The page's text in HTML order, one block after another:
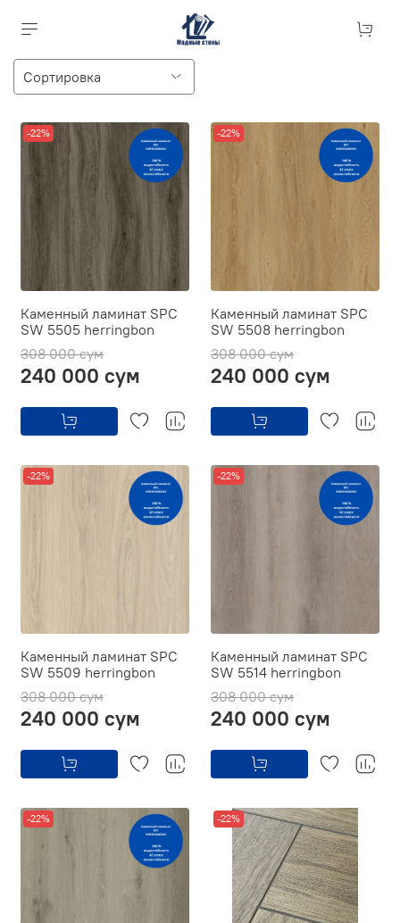
-22%
Каменный ламинат SPC
SW 5505 herringbon
308 000 сум
240 000 сум
-22%
Каменный ламинат SPC
SW 5508 herringbon
308 000 сум
240 000 сум
-22%
Каменный ламинат SPC
SW 5509 herringbon
308 000 сум
240 000 сум
-22%
Каменный ламинат SPC
SW 5514 herringbon
308 000 сум
240 000 сум
-22% -22%